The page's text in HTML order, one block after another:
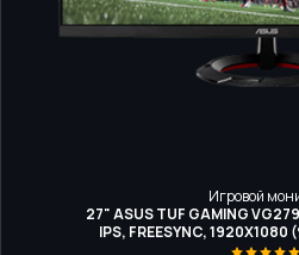
Игровой
27" ASUS TUF GAMING
IPS, FREESYNC, 1920X1080